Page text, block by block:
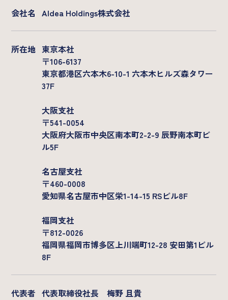
基本情報 メンバー
沿革
会社名 AIdea Holdings株式会社
所在地 東京本社
〒106-6137
東京都港区六本木6-10-1 六本木ヒルズ森タワー
37F
大阪支社
〒541-0054
大阪府大阪市中央区南本町2-2-9 辰野南本町ビ
ル5F
名古屋支社
〒460-0008
愛知県名古屋市中区栄1-14-15 RSビル8F
福岡支社
〒812-0026
福岡県福岡市博多区上川端町12-28 安田第1ビル
8F
代表者 代表取締役社長 梅野 且貴